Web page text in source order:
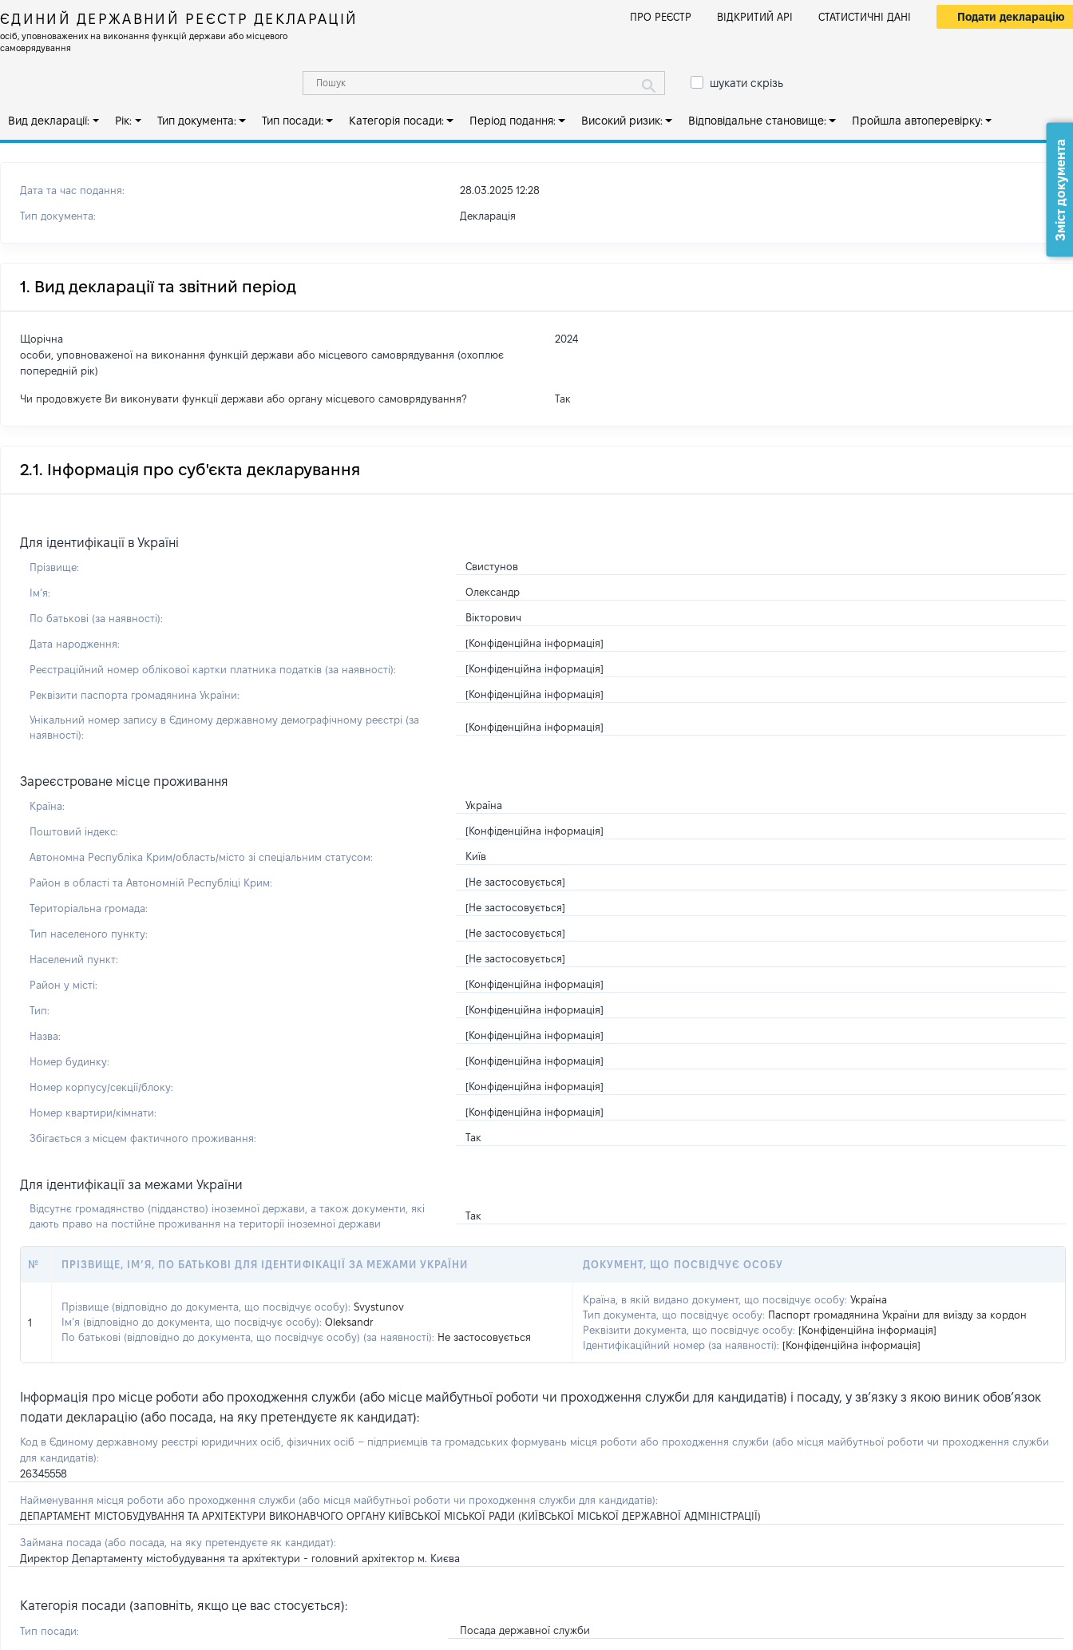
ЄДИНИЙ ДЕРЖАВНИЙ РЕЄСТР ДЕКЛАРАЦІЙ
осіб, уповноважених на виконання функцій держави або місцевого
самоврядування
ПРО РЕЄСТР ВІДКРИТИЙ АРІ СТАТИСТИЧНІ ДАНІ Подати декларацію
шукати скрізь
Вид декларації: Рік: Тип документа: Тип посади: Категорія посади: Період подання: Високий ризик: Відповідальне становище: Пройшла автоперевірку:
Дата та час подання: 28.03.2025 12:28
Тип документа: Декларація
1. Вид декларації та звітний період
Щорічна
особи, уповноваженої на виконання функцій держави або місцевого самоврядування (охоплює
попередній рік)
2024
Чи продовжуєте Ви виконувати функції держави або органу місцевого самоврядування? Так
2.1. Інформація про суб'єкта декларування
Для ідентифікації в Україні
Прізвище: Свистунов
Імʼя: Олександр
По батькові (за наявності): Вікторович
Дата народження: [Конфіденційна інформація]
Реєстраційний номер облікової картки платника податків (за наявності): [Конфіденційна інформація]
Реквізити паспорта громадянина України: [Конфіденційна інформація]
Унікальний номер запису в Єдиному державному демографічному реєстрі (за
наявності):
[Конфіденційна інформація]
Зареєстроване місце проживання
Країна: Україна
Поштовий індекс: [Конфіденційна інформація]
Автономна Республіка Крим/область/місто зі спеціальним статусом: Київ
Район в області та Автономній Республіці Крим: [Не застосовується]
Територіальна громада: [Не застосовується]
Тип населеного пункту: [Не застосовується]
Населений пункт: [Не застосовується]
Район у місті: [Конфіденційна інформація]
Тип: [Конфіденційна інформація]
Назва: [Конфіденційна інформація]
Номер будинку: [Конфіденційна інформація]
Номер корпусу/секції/блоку: [Конфіденційна інформація]
Номер квартири/кімнати: [Конфіденційна інформація]
Збігається з місцем фактичного проживання: Так
Для ідентифікації за межами України
Відсутнє громадянство (підданство) іноземної держави, а також документи, які
дають право на постійне проживання на території іноземної держави
Так
№ ПРІЗВИЩЕ, ІМ’Я, ПО БАТЬКОВІ ДЛЯ ІДЕНТИФІКАЦІЇ ЗА МЕЖАМИ УКРАЇНИ ДОКУМЕНТ, ЩО ПОСВІДЧУЄ ОСОБУ
1
Прізвище (відповідно до документа, що посвідчує особу): Svystunov
Ім’я (відповідно до документа, що посвідчує особу): Oleksandr
По батькові (відповідно до документа, що посвідчує особу) (за наявності): Не застосовується
Країна, в якій видано документ, що посвідчує особу: Україна
Тип документа, що посвідчує особу: Паспорт громадянина України для виїзду за кордон
Реквізити документа, що посвідчує особу: [Конфіденційна інформація]
Ідентифікаційний номер (за наявності): [Конфіденційна інформація]
Інформація про місце роботи або проходження служби (або місце майбутньої роботи чи проходження служби для кандидатів) і посаду, у зв’язку з якою виник обов’язок
подати декларацію (або посада, на яку претендуєте як кандидат):
Код в Єдиному державному реєстрі юридичних осіб, фізичних осіб – підприємців та громадських формувань місця роботи або проходження служби (або місця майбутньої роботи чи проходження служби
для кандидатів):
26345558
Найменування місця роботи або проходження служби (або місця майбутньої роботи чи проходження служби для кандидатів):
ДЕПАРТАМЕНТ МІСТОБУДУВАННЯ ТА АРХІТЕКТУРИ ВИКОНАВЧОГО ОРГАНУ КИЇВСЬКОЇ МІСЬКОЇ РАДИ (КИЇВСЬКОЇ МІСЬКОЇ ДЕРЖАВНОЇ АДМІНІСТРАЦІЇ)
Займана посада (або посада, на яку претендуєте як кандидат):
Директор Департаменту містобудування та архітектури - головний архітектор м. Києва
Категорія посади (заповніть, якщо це вас стосується):
Тип посади: Посада державної служби
Зміст документа